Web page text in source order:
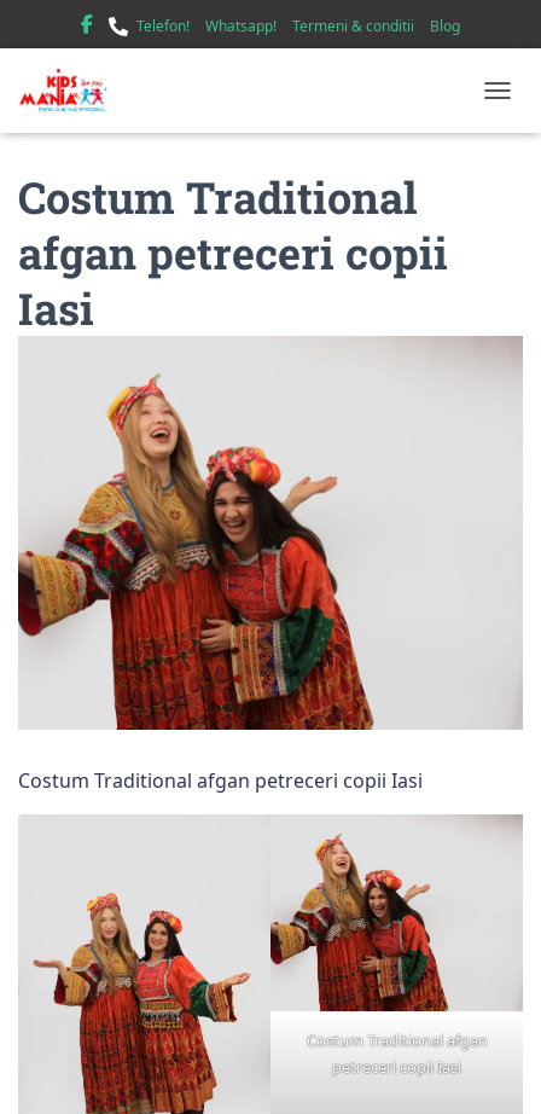
Telefon! Whatsapp! Termeni & conditii Blog
Costum Traditional
afgan petreceri copii
Iasi
Costum Traditional afgan petreceri copii Iasi
Costum Traditional afgan
petreceri copii Iasi